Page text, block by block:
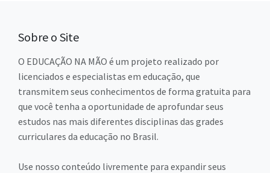
Sobre o Site
O EDUCAÇÃO NA MÃO é um projeto realizado por
licenciados e especialistas em educação, que
transmitem seus conhecimentos de forma gratuita para
que você tenha a oportunidade de aprofundar seus
estudos nas mais diferentes disciplinas das grades
curriculares da educação no Brasil.
Use nosso conteúdo livremente para expandir seus